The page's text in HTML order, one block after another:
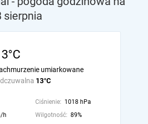
sierpnia
13°C
umiarkowane
Ciśnienie: 1018 hPa
h Wilgotność: 89%